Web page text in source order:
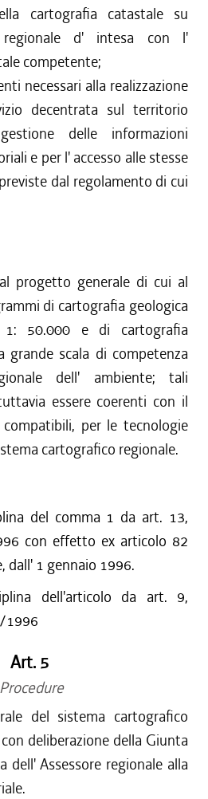
cartografia catastale su
d' intesa con l'
competente;
necessari alla realizzazione
decentrata sul territorio
delle informazioni
e per l' accesso alle stesse
dal regolamento di cui
progetto generale di cui al
di cartografia geologica
50.000 e di cartografia
grande scala di competenza
dell' ambiente; tali
essere coerenti con il
per le tecnologie
cartografico regionale.
del comma 1 da art. 13,
con effetto ex articolo 82
dall' 1 gennaio 1996.
dell'articolo da art. 9,
1996
Art. 5
Procedure
del sistema cartografico
deliberazione della Giunta
dell' Assessore regionale alla